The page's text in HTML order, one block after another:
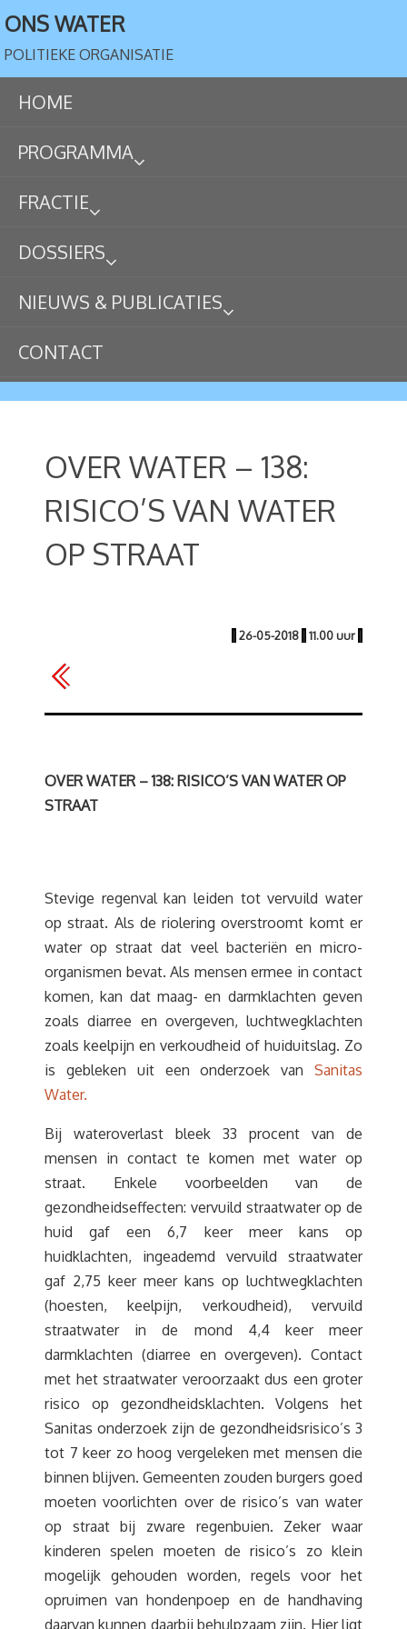
ONS WATER
POLITIEKE ORGANISATIE
HOME
PROGRAMMA
FRACTIE
DOSSIERS
NIEUWS & PUBLICATIES
CONTACT
OVER WATER – 138:
RISICO’S VAN WATER
OP STRAAT
| 26-05-2018 | 11.00 uur |
OVER WATER – 138: RISICO’S VAN WATER OP
STRAAT
Stevige regenval kan leiden tot vervuild water
op straat. Als de riolering overstroomt komt er
water op straat dat veel bacteriën en micro-
organismen bevat. Als mensen ermee in contact
komen, kan dat maag- en darmklachten geven
zoals diarree en overgeven, luchtwegklachten
zoals keelpijn en verkoudheid of huiduitslag. Zo
is gebleken uit een onderzoek van Sanitas
Water.
Bij wateroverlast bleek 33 procent van de
mensen in contact te komen met water op
straat. Enkele voorbeelden van de
gezondheidseffecten: vervuild straatwater op de
huid gaf een 6,7 keer meer kans op
huidklachten, ingeademd vervuild straatwater
gaf 2,75 keer meer kans op luchtwegklachten
(hoesten, keelpijn, verkoudheid), vervuild
straatwater in de mond 4,4 keer meer
darmklachten (diarree en overgeven). Contact
met het straatwater veroorzaakt dus een groter
risico op gezondheidsklachten. Volgens het
Sanitas onderzoek zijn de gezondheidsrisico’s 3
tot 7 keer zo hoog vergeleken met mensen die
binnen blijven. Gemeenten zouden burgers goed
moeten voorlichten over de risico’s van water
op straat bij zware regenbuien. Zeker waar
kinderen spelen moeten de risico’s zo klein
mogelijk gehouden worden, regels voor het
opruimen van hondenpoep en de handhaving
daarvan kunnen daarbij behulpzaam zijn. Hier ligt